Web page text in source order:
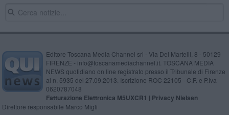
Editore Toscana Media Channel srl - Via Dei Martelli, 8 - 50129
FIRENZE - info@toscanamediachannel.it. TOSCANA MEDIA
NEWS quotidiano on line registrato presso il Tribunale di Firenze
al n. 5935 del 27.09.2013. Iscrizione ROC 22105 - C.F. e P.Iva
0620787048
Fatturazione Elettronica M5UXCR1 | Privacy Nielsen
Direttore responsabile Marco Migli